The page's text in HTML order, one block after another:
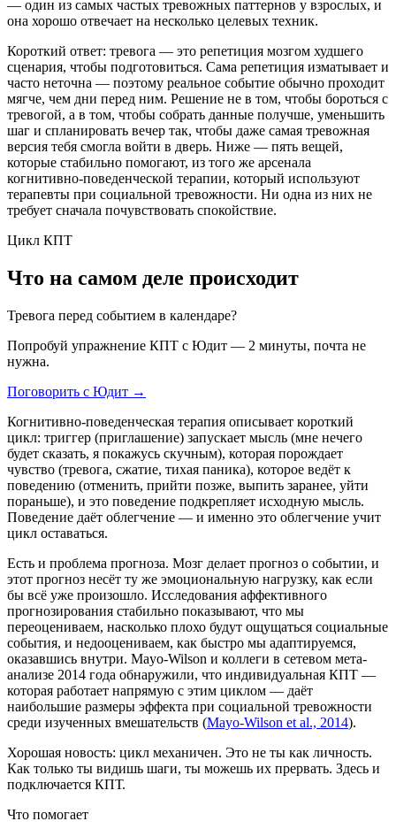
— один из самых частых тревожных паттернов у взрослых, и
она хорошо отвечает на несколько целевых техник.
Короткий ответ: тревога — это репетиция мозгом худшего
сценария, чтобы подготовиться. Сама репетиция изматывает и
часто неточна — поэтому реальное событие обычно проходит
мягче, чем дни перед ним. Решение не в том, чтобы бороться с
тревогой, а в том, чтобы собрать данные получше, уменьшить
шаг и спланировать вечер так, чтобы даже самая тревожная
версия тебя смогла войти в дверь. Ниже — пять вещей,
которые стабильно помогают, из того же арсенала
когнитивно-поведенческой терапии, который используют
терапевты при социальной тревожности. Ни одна из них не
требует сначала почувствовать спокойствие.
Цикл КПТ
Что на самом деле происходит
Тревога перед событием в календаре?
Попробуй упражнение КПТ с Юдит — 2 минуты, почта не
нужна.
Поговорить с Юдит →
Когнитивно-поведенческая терапия описывает короткий
цикл: триггер (приглашение) запускает мысль (мне нечего
будет сказать, я покажусь скучным), которая порождает
чувство (тревога, сжатие, тихая паника), которое ведёт к
поведению (отменить, прийти позже, выпить заранее, уйти
пораньше), и это поведение подкрепляет исходную мысль.
Поведение даёт облегчение — и именно это облегчение учит
цикл оставаться.
Есть и проблема прогноза. Мозг делает прогноз о событии, и
этот прогноз несёт ту же эмоциональную нагрузку, как если
бы всё уже произошло. Исследования аффективного
прогнозирования стабильно показывают, что мы
переоцениваем, насколько плохо будут ощущаться социальные
события, и недооцениваем, как быстро мы адаптируемся,
оказавшись внутри. Mayo-Wilson и коллеги в сетевом мета-
анализе 2014 года обнаружили, что индивидуальная КПТ —
которая работает напрямую с этим циклом — даёт
наибольшие размеры эффекта при социальной тревожности
среди изученных вмешательств (Mayo-Wilson et al., 2014).
Хорошая новость: цикл механичен. Это не ты как личность.
Как только ты видишь шаги, ты можешь их прервать. Здесь и
подключается КПТ.
Что помогает